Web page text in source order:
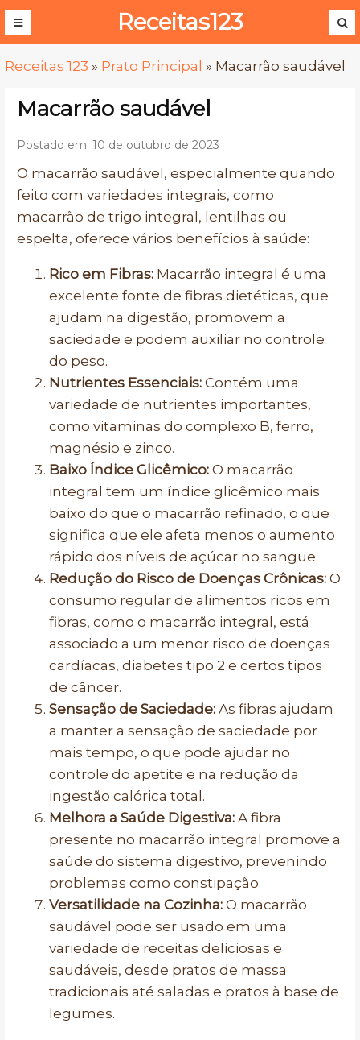
Receitas123
Receitas 123 » Prato Principal » Macarrão saudável
Macarrão saudável
Postado em: 10 de outubro de 2023
O macarrão saudável, especialmente quando
feito com variedades integrais, como
macarrão de trigo integral, lentilhas ou
espelta, oferece vários benefícios à saúde:
Rico em Fibras: Macarrão integral é uma
excelente fonte de fibras dietéticas, que
ajudam na digestão, promovem a
saciedade e podem auxiliar no controle
do peso.
Nutrientes Essenciais: Contém uma
variedade de nutrientes importantes,
como vitaminas do complexo B, ferro,
magnésio e zinco.
Baixo Índice Glicêmico: O macarrão
integral tem um índice glicêmico mais
baixo do que o macarrão refinado, o que
significa que ele afeta menos o aumento
rápido dos níveis de açúcar no sangue.
Redução do Risco de Doenças Crônicas: O
consumo regular de alimentos ricos em
fibras, como o macarrão integral, está
associado a um menor risco de doenças
cardíacas, diabetes tipo 2 e certos tipos
de câncer.
Sensação de Saciedade: As fibras ajudam
a manter a sensação de saciedade por
mais tempo, o que pode ajudar no
controle do apetite e na redução da
ingestão calórica total.
Melhora a Saúde Digestiva: A fibra
presente no macarrão integral promove a
saúde do sistema digestivo, prevenindo
problemas como constipação.
Versatilidade na Cozinha: O macarrão
saudável pode ser usado em uma
variedade de receitas deliciosas e
saudáveis, desde pratos de massa
tradicionais até saladas e pratos à base de
legumes.